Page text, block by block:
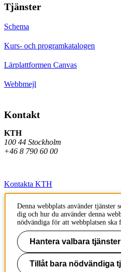
Tjänster
Schema
Kurs- och programkatalogen
Lärplattformen Canvas
Webbmejl
Kontakt
KTH
100 44 Stockholm
+46 8 790 60 00
Kontakta KTH
Jobba på KTH
Press och media
Faktura och betalning KTH
Om KTH:s webbplatser
Denna webbplats använder tjänster
dig och hur du använder denna
nödvändiga för att webbplatsen ska
Hantera valbara tjänster
Tillåt bara nödvändiga